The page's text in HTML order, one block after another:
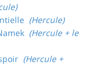
(Hercule)
(Hercule + le
(Hercule +